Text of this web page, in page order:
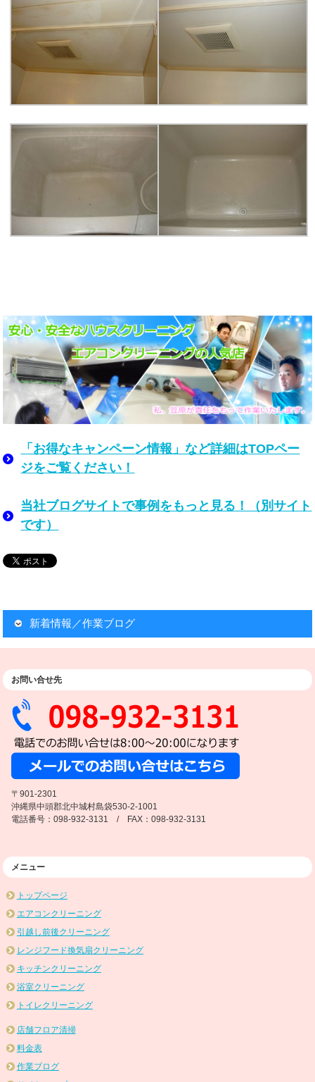
「お得なキャンペーン情報」など詳細はTOPペー
ジをご覧ください！
当社ブログサイトで事例をもっと見る！（別サイト
です）
新着情報／作業ブログ
お問い合せ先
〒901-2301
沖縄県中頭郡北中城村島袋530-2-1001
電話番号：098-932-3131 / FAX：098-932-3131
メニュー
トップページ
エアコンクリーニング
引越し前後クリーニング
レンジフード換気扇クリーニング
キッチンクリーニング
浴室クリーニング
トイレクリーニング
店舗フロア清掃
料金表
作業ブログ